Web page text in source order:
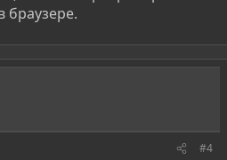
браузере.
#4